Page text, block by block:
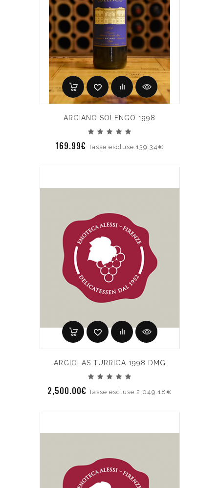
ARGIANO SOLENGO 1998
169.99€Tasse escluse:139.34€
ARGIOLAS TURRIGA 1998 DMG
2,500.00€Tasse escluse:2,049.18€